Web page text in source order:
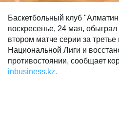
Баскетбольный клуб
воскресенье, 24 мая,
втором матче серии за
Национальной Лиги и
противостоянии, сообщает
inbusiness.kz.